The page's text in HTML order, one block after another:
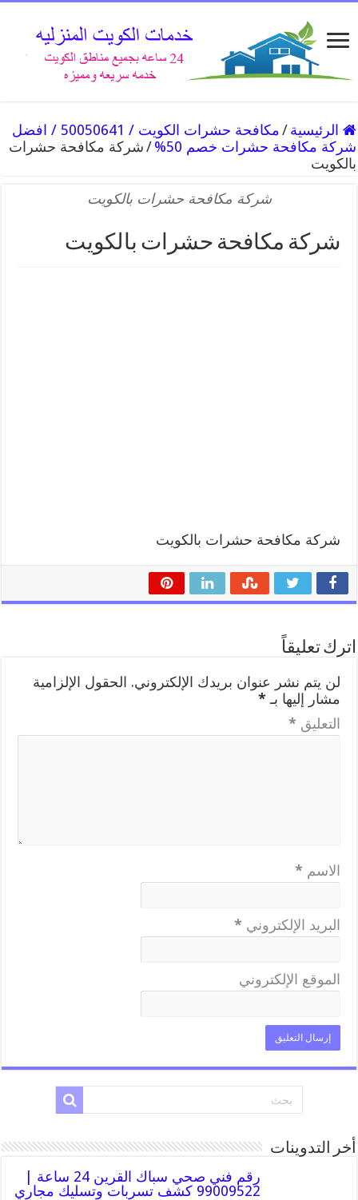
الرئيسية /
مكافحة حشرات الكويت / 50050641 / افضل
شركة مكافحة حشرات خصم 50%
/شركة مكافحة حشرات
بالكويت
شركة مكافحة حشرات بالكويت
شركة مكافحة حشرات بالكويت
شركة مكافحة حشرات بالكويت
اترك تعليقاً
لن يتم نشر عنوان بريدك الإلكتروني. الحقول الإلزامية
مشار إليها بـ*
التعليق *
الاسم *
البريد الإلكتروني *
الموقع الإلكتروني
أخر التدوينات
رقم فني صحي سباك القرين 24 ساعة |
99009522 كشف تسربات وتسليك مجاري